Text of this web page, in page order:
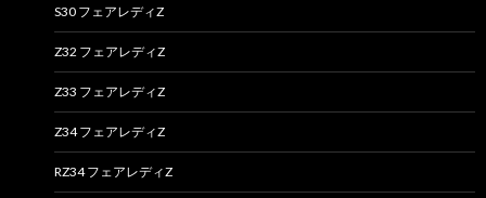
S30 フェアレディZ
Z32 フェアレディZ
Z33 フェアレディZ
Z34 フェアレディZ
RZ34 フェアレディZ